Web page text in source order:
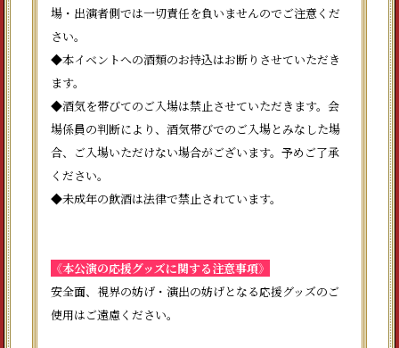
場・出演者側では一切責任を負いませんのでご注意くだ
さい。
◆本イベントへの酒類のお持込はお断りさせていただき
ます。
◆酒気を帯びてのご入場は禁止させていただきます。会
場係員の判断により、酒気帯びでのご入場とみなした場
合、ご入場いただけない場合がございます。予めご了承
ください。
◆未成年の飲酒は法律で禁止されています。
《本公演の応援グッズに関する注意事項》
安全面、視界の妨げ・演出の妨げとなる応援グッズのご
使用はご遠慮ください。